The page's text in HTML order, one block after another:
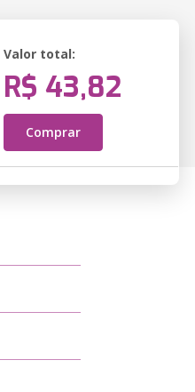
Valor total:
R$ 43,82
Comprar